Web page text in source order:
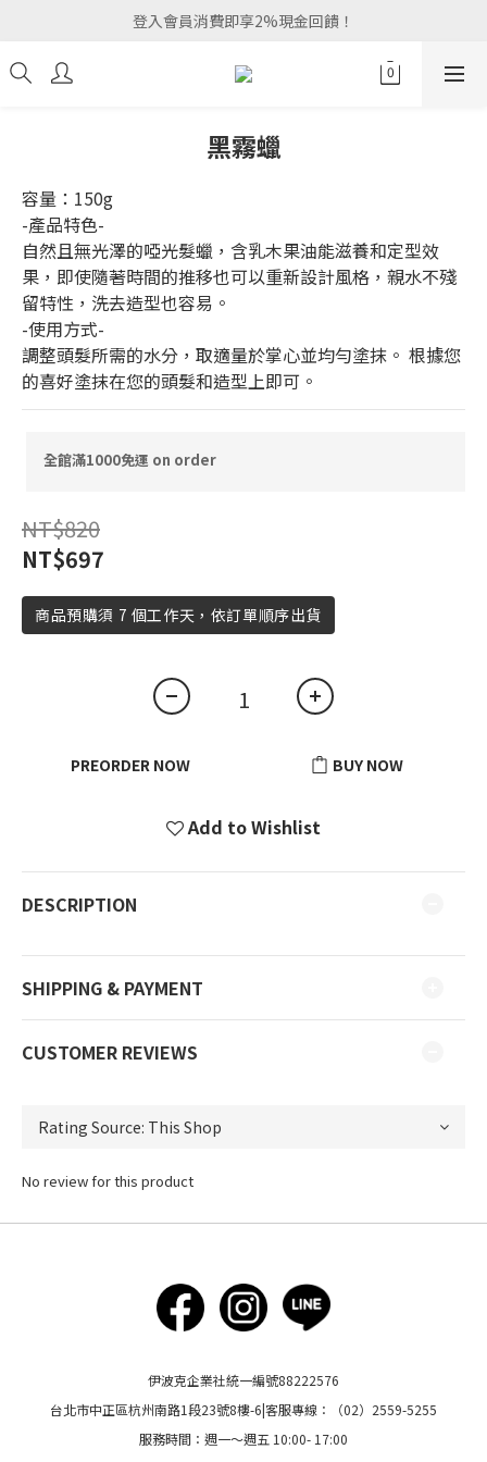
登入會員消費即享2%現金回饋！
黑霧蠟
容量：150g
-產品特色-
自然且無光澤的啞光髮蠟，含乳木果油能滋養和定型效
果，即使隨著時間的推移也可以重新設計風格，親水不殘
留特性，洗去造型也容易。
-使用方式-
調整頭髮所需的水分，取適量於掌心並均勻塗抹。 根據您
的喜好塗抹在您的頭髮和造型上即可。
全館滿1000免運 on order
NT$820
NT$697
商品預購須 7 個工作天，依訂單順序出貨
PREORDER NOW BUY NOW
Add to Wishlist
DESCRIPTION
SHIPPING & PAYMENT
CUSTOMER REVIEWS
No review for this product
伊波克企業社統一編號88222576
台北市中正區杭州南路1段23號8樓-6|客服專線：（02）2559-5255
服務時間：週一～週五 10:00- 17:00